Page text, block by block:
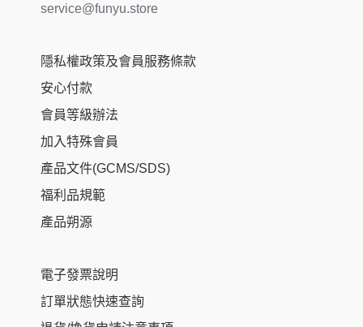
service@funyu.store
隱私權政策及會員服務條款
安心付款
會員等級辦法
加入特殊會員
產品文件(GCMS/SDS)
福利品規範
產品朔源
電子發票說明
訂單狀態快速查詢